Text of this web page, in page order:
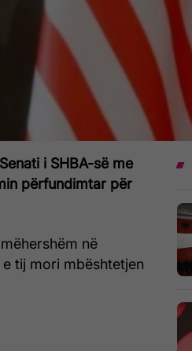
i SHBA-së me
përfundimtar për
në
tij mori mbështetjen